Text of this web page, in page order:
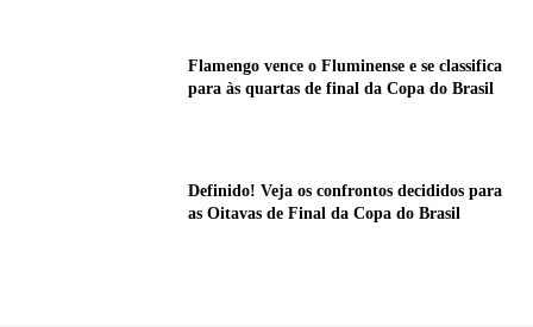
Flamengo vence o Fluminense e se classifica
para às quartas de final da Copa do Brasil
Definido! Veja os confrontos decididos para
as Oitavas de Final da Copa do Brasil